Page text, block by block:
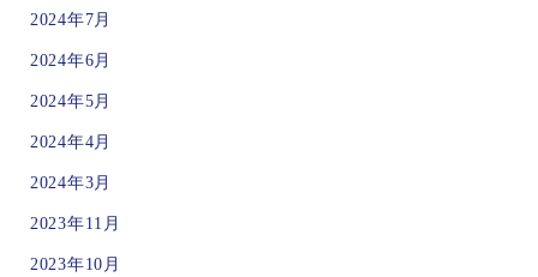
2024年7月
2024年6月
2024年5月
2024年4月
2024年3月
2023年11月
2023年10月